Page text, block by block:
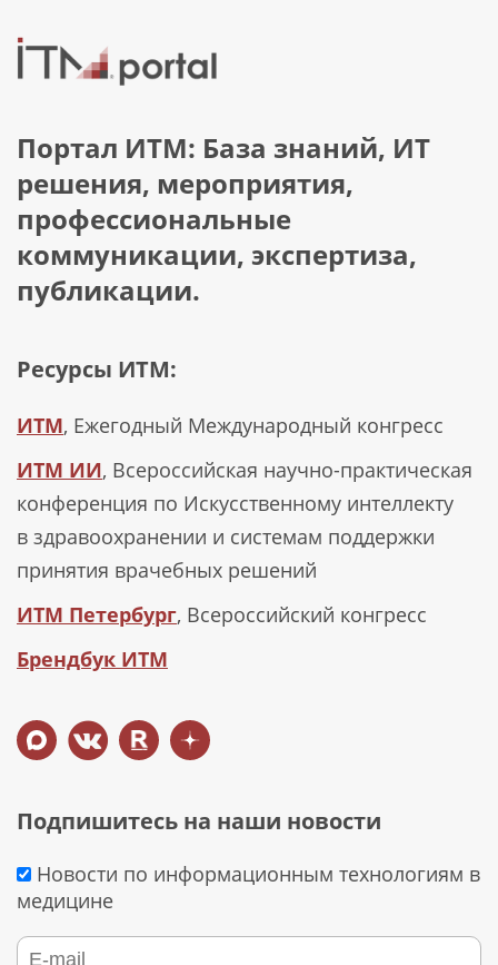
Портал ИТМ: База знаний, ИТ
решения, мероприятия,
профессиональные
коммуникации, экспертиза,
публикации.
Ресурсы ИТМ:
ИТМ, Ежегодный Международный конгресс
ИТМ ИИ, Всероссийская научно-практическая
конференция по Искусственному интеллекту
в здравоохранении и системам поддержки
принятия врачебных решений
ИТМ Петербург, Всероссийский конгресс
Брендбук ИТМ
Подпишитесь на наши новости
Новости по информационным технологиям в
медицине